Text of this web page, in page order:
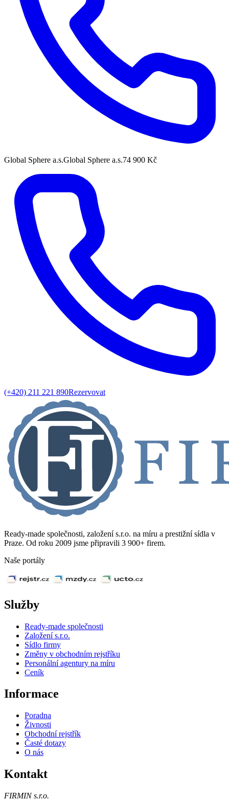
Global Sphere a.s.Global Sphere a.s.74 900 Kč
(+420) 211 221 890Rezervovat
Ready-made společnosti, založení s.r.o. na míru a prestižní sídla v
Praze. Od roku 2009 jsme připravili 3 900+ firem.
Naše portály
Služby
Ready-made společnosti
Založení s.r.o.
Sídlo firmy
Změny v obchodním rejstříku
Personální agentury na míru
Ceník
Informace
Poradna
Živnosti
Obchodní rejstřík
Časté dotazy
O nás
Kontakt
FIRMIN s.r.o.